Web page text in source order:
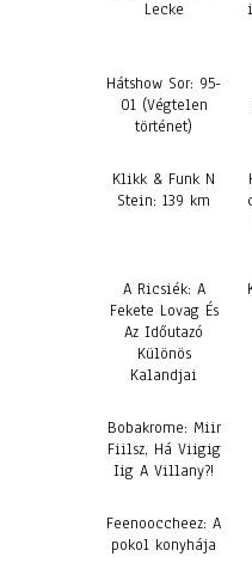
Lecke
Hátshow Sor: 95-
01 (Végtelen
történet)
Klikk & Funk N
Stein: 139 km
A Ricsiék: A
Fekete Lovag És
Az Időutazó
Különös
Kalandjai
Bobakrome: Miir
Fiilsz, Há Viigig
Iig A Villany?!
Feenooccheez: A
pokol konyhája